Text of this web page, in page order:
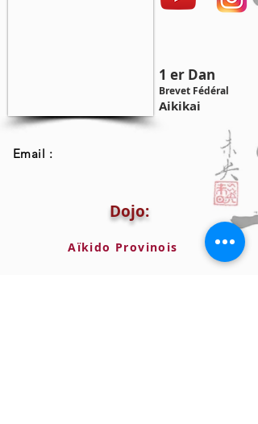
1 er Dan
Brevet Fédéral
Aikikai
Email :
Dojo:
Aïkido Provinois